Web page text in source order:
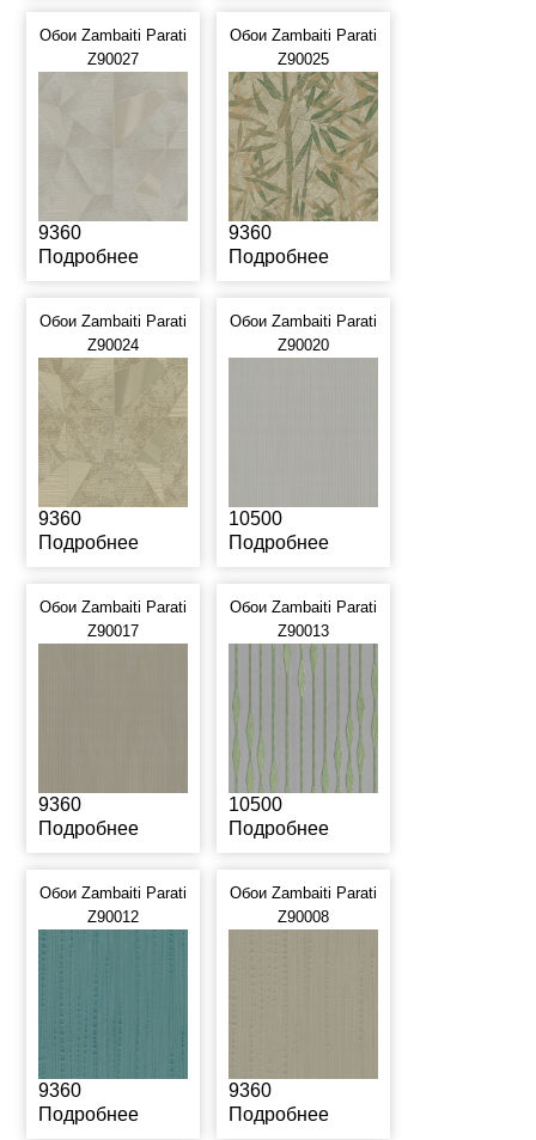
Обои Zambaiti Parati
Z90027
9360
Подробнее
Обои Zambaiti Parati
Z90025
9360
Подробнее
Обои Zambaiti Parati
Z90024
9360
Подробнее
Обои Zambaiti Parati
Z90020
10500
Подробнее
Обои Zambaiti Parati
Z90017
9360
Подробнее
Обои Zambaiti Parati
Z90013
10500
Подробнее
Обои Zambaiti Parati
Z90012
9360
Подробнее
Обои Zambaiti Parati
Z90008
9360
Подробнее